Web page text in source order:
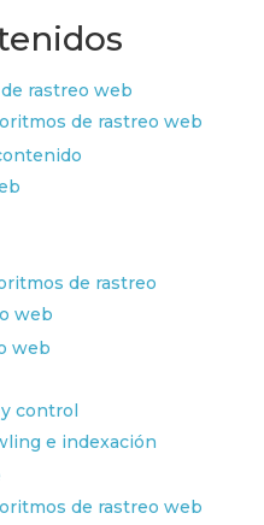
rastreo web
de rastreo web
de rastreo
web
web
control
e indexación
de rastreo web